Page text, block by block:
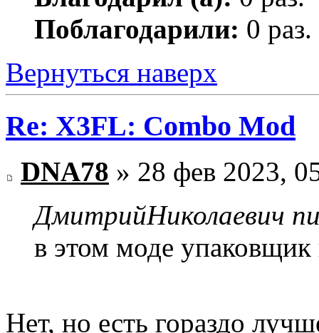
Поблагодарили: 0 раз.
Вернуться наверх
Re: X3FL: Combo Mod
DNA78 » 28 фев 2023,
ДмитрийНиколаевич
в этом моде упаковщик
Нет, но есть гораздо